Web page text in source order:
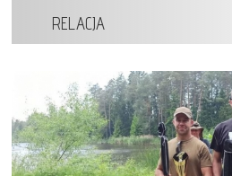
RELACJA